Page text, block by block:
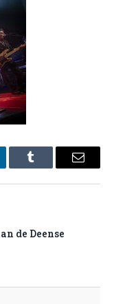
Tumblr Email
de Deense